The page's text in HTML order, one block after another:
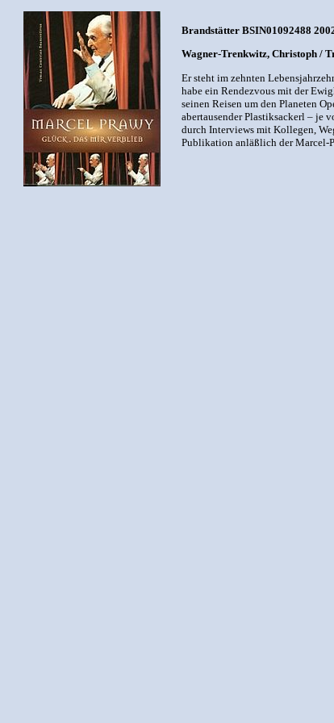
Brandstätter BSIN01092488
Wagner-Trenkwitz, Christoph /
Er steht im zehnten
habe ein Rendezvous mit der
seinen Reisen um den Planeten
abertausender Plastiksackerl – je
durch Interviews mit Kollegen,
Publikation anläßlich der Marcel-